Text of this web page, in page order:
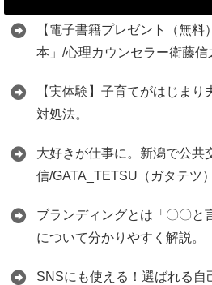
【電子書籍プレゼント（無料
本」/心理カウンセラー衛藤信
【実体験】子育てがはじま
対処法。
大好きが仕事に。新潟で公共
信/GATA_TETSU（ガタテツ
ブランディングとは「〇〇と
について分かりやすく解説。
SNSにも使える！選ばれる自